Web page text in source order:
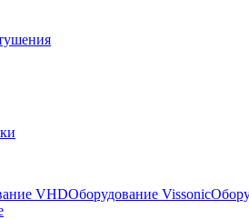
VHDОборудование Vissonic